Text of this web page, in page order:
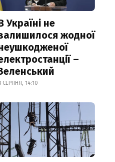
Україні не
жодної
–
СЕРПНЯ, 14:10